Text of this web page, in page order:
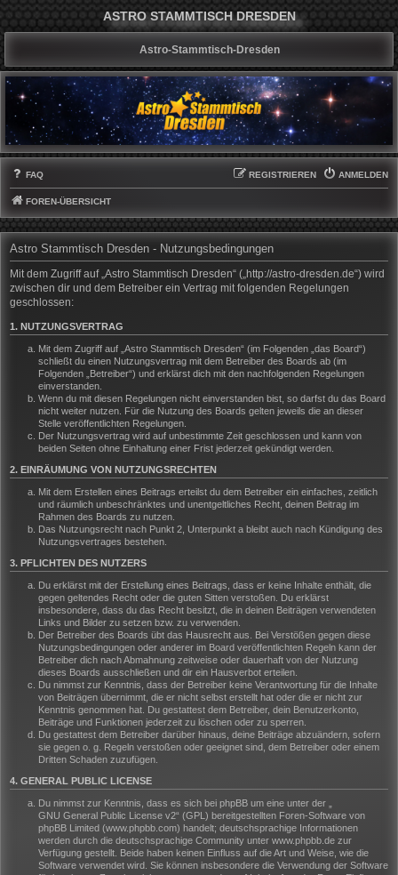
ASTRO STAMMTISCH DRESDEN
Astro-Stammtisch-Dresden
FAQ ANMELDEN
REGISTRIEREN
FOREN-ÜBERSICHT
Astro Stammtisch Dresden - Nutzungsbedingungen
Mit dem Zugriff auf „Astro Stammtisch Dresden“ („http://astro-dresden.de“) wird
zwischen dir und dem Betreiber ein Vertrag mit folgenden Regelungen
geschlossen:
1. NUTZUNGSVERTRAG
Mit dem Zugriff auf „Astro Stammtisch Dresden“ (im Folgenden „das Board“)
schließt du einen Nutzungsvertrag mit dem Betreiber des Boards ab (im
Folgenden „Betreiber“) und erklärst dich mit den nachfolgenden Regelungen
einverstanden.
Wenn du mit diesen Regelungen nicht einverstanden bist, so darfst du das Board
nicht weiter nutzen. Für die Nutzung des Boards gelten jeweils die an dieser
Stelle veröffentlichten Regelungen.
Der Nutzungsvertrag wird auf unbestimmte Zeit geschlossen und kann von
beiden Seiten ohne Einhaltung einer Frist jederzeit gekündigt werden.
2. EINRÄUMUNG VON NUTZUNGSRECHTEN
Mit dem Erstellen eines Beitrags erteilst du dem Betreiber ein einfaches, zeitlich
und räumlich unbeschränktes und unentgeltliches Recht, deinen Beitrag im
Rahmen des Boards zu nutzen.
Das Nutzungsrecht nach Punkt 2, Unterpunkt a bleibt auch nach Kündigung des
Nutzungsvertrages bestehen.
3. PFLICHTEN DES NUTZERS
Du erklärst mit der Erstellung eines Beitrags, dass er keine Inhalte enthält, die
gegen geltendes Recht oder die guten Sitten verstoßen. Du erklärst
insbesondere, dass du das Recht besitzt, die in deinen Beiträgen verwendeten
Links und Bilder zu setzen bzw. zu verwenden.
Der Betreiber des Boards übt das Hausrecht aus. Bei Verstößen gegen diese
Nutzungsbedingungen oder anderer im Board veröffentlichten Regeln kann der
Betreiber dich nach Abmahnung zeitweise oder dauerhaft von der Nutzung
dieses Boards ausschließen und dir ein Hausverbot erteilen.
Du nimmst zur Kenntnis, dass der Betreiber keine Verantwortung für die Inhalte
von Beiträgen übernimmt, die er nicht selbst erstellt hat oder die er nicht zur
Kenntnis genommen hat. Du gestattest dem Betreiber, dein Benutzerkonto,
Beiträge und Funktionen jederzeit zu löschen oder zu sperren.
Du gestattest dem Betreiber darüber hinaus, deine Beiträge abzuändern, sofern
sie gegen o. g. Regeln verstoßen oder geeignet sind, dem Betreiber oder einem
Dritten Schaden zuzufügen.
4. GENERAL PUBLIC LICENSE
Du nimmst zur Kenntnis, dass es sich bei phpBB um eine unter der „
GNU General Public License v2“ (GPL) bereitgestellten Foren-Software von
phpBB Limited (www.phpbb.com) handelt; deutschsprachige Informationen
werden durch die deutschsprachige Community unter www.phpbb.de zur
Verfügung gestellt. Beide haben keinen Einfluss auf die Art und Weise, wie die
Software verwendet wird. Sie können insbesondere die Verwendung der Software